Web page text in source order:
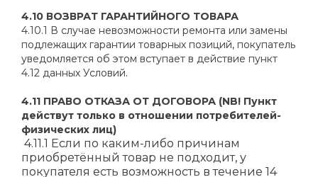
4.10 ВОЗВРАТ ГАРАНТИЙНОГО ТОВАРА
4.10.1 В случае невозможности ремонта или замены
подлежащих гарантии товарных позиций, покупатель
уведомляется об этом вступает в действие пункт
4.12 данных Условий.
4.11 ПРАВО ОТКАЗА ОТ ДОГОВОРА (NB! Пункт
действут только в отношении потребителей-
физических лиц)
4.11.1 Если по каким-либо причинам
приобретённый товар не подходит, у
покупателя есть возможность в течение 14